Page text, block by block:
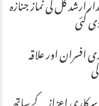
گل کی نماز جنازہگئی
افسران اور علاقہ